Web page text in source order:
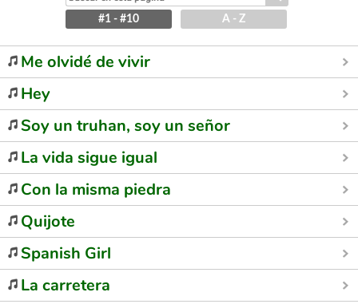
#1 - #10 A - Z
Me olvidé de vivir
Hey
Soy un truhan, soy un señor
La vida sigue igual
Con la misma piedra
Quijote
Spanish Girl
La carretera